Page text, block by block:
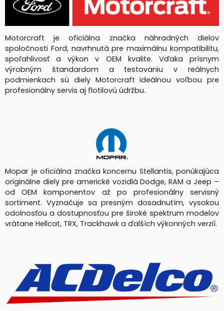
Motorcraft je oficiálna značka náhradných dielov
spoločnosti Ford, navrhnutá pre maximálnu kompatibilitu,
spoľahlivosť a výkon v OEM kvalite. Vďaka prísnym
výrobným štandardom a testovaniu v reálnych
podmienkach sú diely Motorcraft ideálnou voľbou pre
profesionálny servis aj flotilovú údržbu.
Mopar je oficiálna značka koncernu Stellantis, ponúkajúca
originálne diely pre americké vozidlá Dodge, RAM a Jeep –
od OEM komponentov až po profesionálny servisný
sortiment. Vyznačuje sa presným dosadnutím, vysokou
odolnosťou a dostupnosťou pre široké spektrum modelov
vrátane Hellcat, TRX, Trackhawk a ďalších výkonných verzií.